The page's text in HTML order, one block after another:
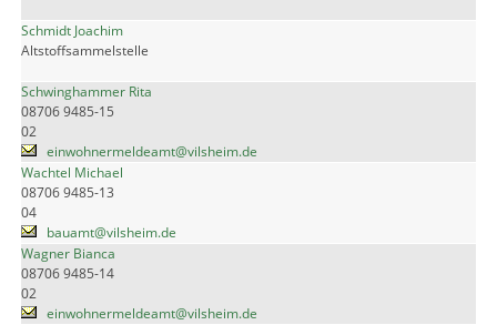
Schmidt Joachim
Altstoffsammelstelle
Schwinghammer Rita
08706 9485-15
02
einwohnermeldeamt@vilsheim.de
Wachtel Michael
08706 9485-13
04
bauamt@vilsheim.de
Wagner Bianca
08706 9485-14
02
einwohnermeldeamt@vilsheim.de